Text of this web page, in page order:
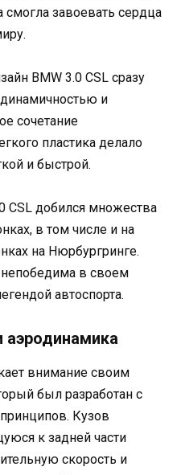
завоевать сердца
BMW 3.0 CSL сразу
и
сочетание
пластика делало
и быстрой.
CSL добился множества
в том числе и на
на Нюрбургринге.
в своем
автоспорта.
аэродинамика
внимание своим
был разработан с
Кузов
к задней части
скорость и